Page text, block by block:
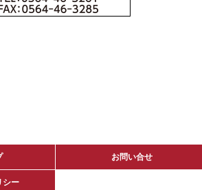
お問い合せ
シー
お問い合せ
シー